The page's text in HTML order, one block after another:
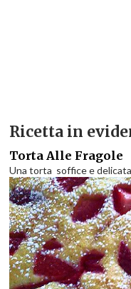
Ricetta in
Torta Alle Fragole
Una torta soffice e